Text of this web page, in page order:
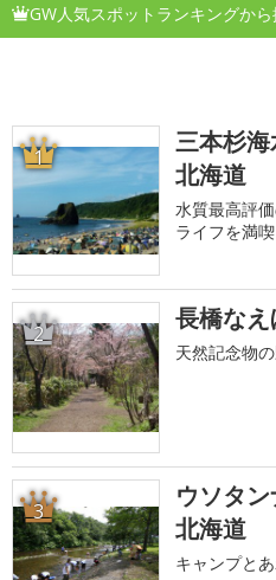
GW人気スポットランキングから
1
三本杉
北海道
水質最高評
ライフを満喫
2 長橋な
天然記念物
3
ウソタ
北海道
キャンプと